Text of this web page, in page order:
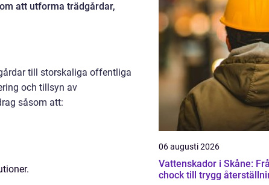
att utforma trädgårdar,
till storskaliga offentliga
och tillsyn av
såsom att:
06 augusti 2026
Vattenskador i Skåne:
chock till trygg